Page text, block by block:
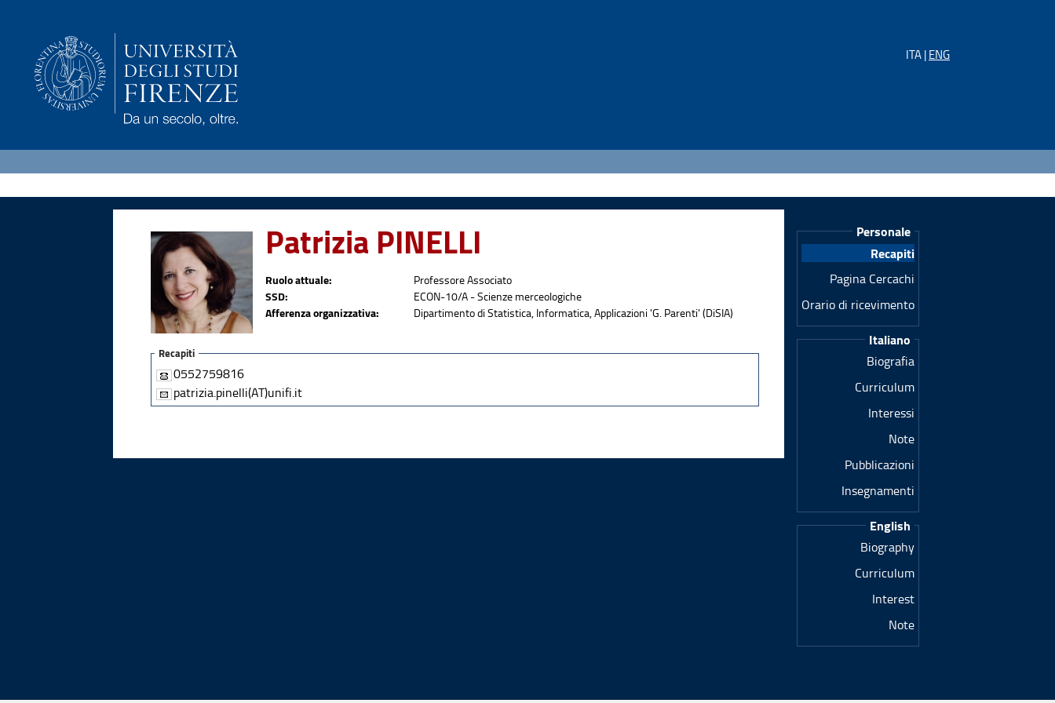
ITA |ENG
Personale
Recapiti
Pagina Cercachi
Orario di ricevimento
Italiano
Biografia
Curriculum
Interessi
Note
Pubblicazioni
Insegnamenti
English
Biography
Curriculum
Interest
Note
Patrizia PINELLI
Ruolo attuale: Professore Associato
SSD: ECON-10/A - Scienze merceologiche
Afferenza organizzativa: Dipartimento di Statistica, Informatica, Applicazioni 'G. Parenti' (DiSIA)
Recapiti
0552759816
patrizia.pinelli(AT)unifi.it